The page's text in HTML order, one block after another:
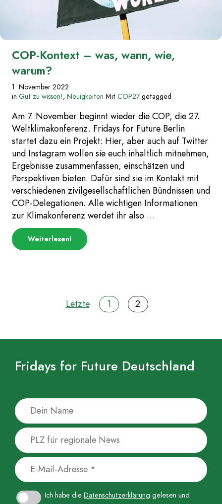
COP-Kontext – was, wann, wie,
warum?
1. November 2022
in Gut zu wissen!, Neuigkeiten Mit COP27 getagged
Am 7. November beginnt wieder die COP, die 27.
Weltklimakonferenz. Fridays for Future Berlin
startet dazu ein Projekt: Hier, aber auch auf Twitter
und Instagram wollen sie euch inhaltlich mitnehmen,
Ergebnisse zusammenfassen, einschätzen und
Perspektiven bieten. Dafür sind sie im Kontakt mit
verschiedenen zivilgesellschaftlichen Bündnissen und
COP-Delegationen. Alle wichtigen Informationen
zur Klimakonferenz werdet ihr also …
Weiterlesenüber
„COP-
!
Seitennavigation
Letzte 1 2
Fridays for Future Deutschland
Ich habe die Datenschutzerklärung gelesen und